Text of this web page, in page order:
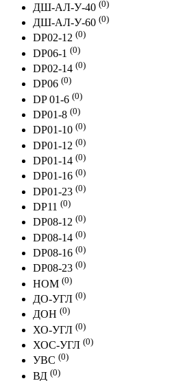
ДШ-АЛ-У-40 (0)
ДШ-АЛ-У-60 (0)
DP02-12 (0)
DP06-1 (0)
DP02-14 (0)
DP06 (0)
DP 01-6 (0)
DP01-8 (0)
DP01-10 (0)
DP01-12 (0)
DP01-14 (0)
DP01-16 (0)
DP01-23 (0)
DP11 (0)
DP08-12 (0)
DP08-14 (0)
DP08-16 (0)
DP08-23 (0)
НОМ (0)
ДО-УГЛ (0)
ДОН (0)
ХО-УГЛ (0)
ХОС-УГЛ (0)
УВС (0)
ВД (0)